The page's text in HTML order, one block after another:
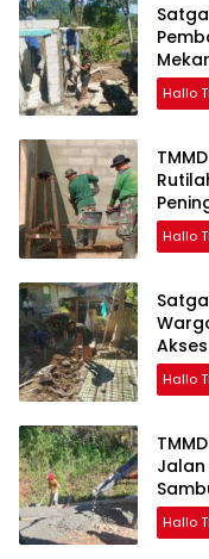
Hallo
Hallo
Hallo
Jalan
Hallo